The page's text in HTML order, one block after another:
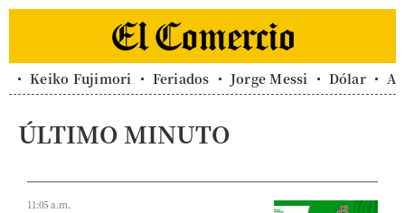
Keiko Fujimori Feriados Jorge Messi Dólar
ÚLTIMO MINUTO
11:05 a.m.